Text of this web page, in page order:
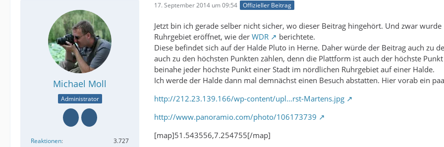
Michael Moll
Administrator
Reaktionen
3.727
17. September 2014 um 09:54 Offizieller Beitrag
Jetzt bin ich gerade selber nicht sicher, wo dieser Beitrag hingehört. Und zwar
Ruhrgebiet eröffnet, wie der WDR
berichtete.
Diese befindet sich auf der Halde Pluto in Herne. Daher würde der Beitrag auch zu
auch zu den höchsten Punkten zählen, denn die Plattform ist auch der höchste
beinahe jeder höchste Punkt einer Stadt im nördlichen Ruhrgebiet auf einer Halde.
Ich werde der Halde dann mal demnächst einen Besuch abstatten. Hier vorab ein
http://212.23.139.166/wp-content/upl…rst-Martens.jpg
http://www.panoramio.com/photo/106173739
[map]51.543556,7.254755[/map]